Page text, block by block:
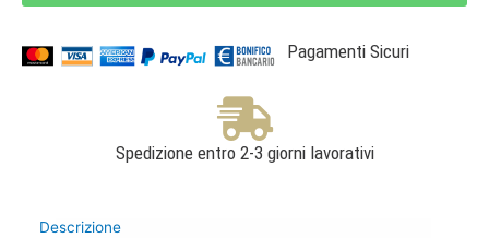
Vini
quantità
Pagamenti Sicuri
Spedizione entro 2-3 giorni lavorativi
Descrizione